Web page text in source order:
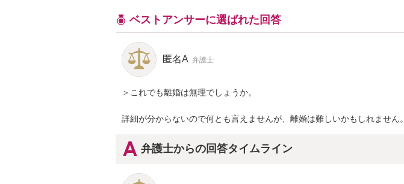
ベストアンサーに選ばれた回答
匿名A 弁護士
＞これでも離婚は無理でしょうか。
詳細が分からないので何とも言えませんが、離婚は難しいかもしれません。
弁護士からの回答タイムライン